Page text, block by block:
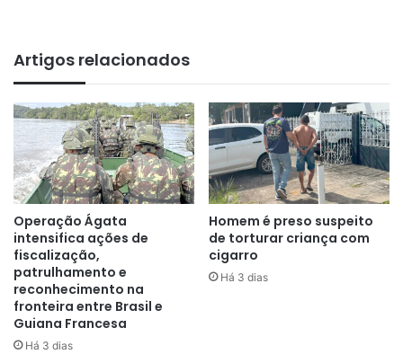
Após serem acionados, policiais civis se deslocaram
imediatamente até o local dos fatos, porém o adolescente
já havia fugido. Durante diligências realizadas nas
proximidades, a equipe conseguiu localizar o suspeito
Artigos relacionados
Operação Ágata
intensifica ações de
fiscalização,
patrulhamento e
reconhecimento na
fronteira entre Brasil e
Guiana Francesa
Há 3 dias
Homem é preso suspeito
de torturar criança com
cigarro
Há 3 dias